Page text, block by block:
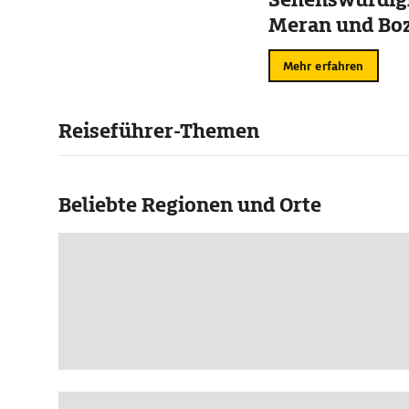
Meran und
Mehr erfahren
Reiseführer-Themen
Beliebte Regionen und Orte